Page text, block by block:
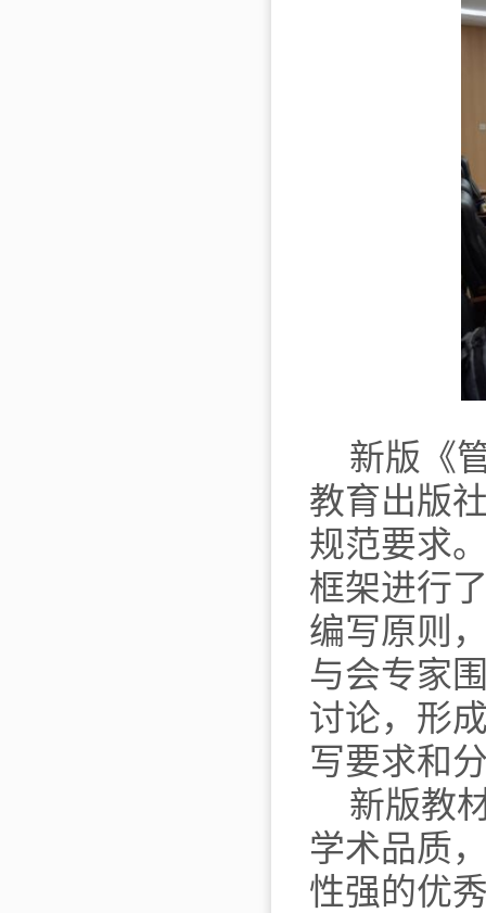
新版《
教育出版
规范要求
框架进行
编写原则
与会专家
讨论，形
写要求和
新版教
学术品质
性强的优